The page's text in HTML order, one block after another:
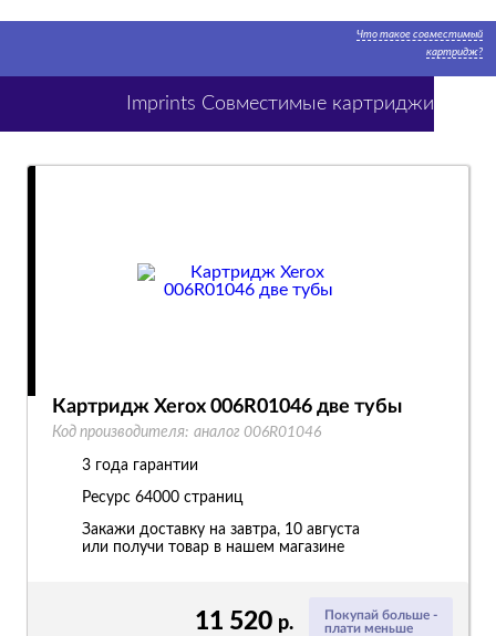
Что такое совместимый
картридж?
Imprints Совместимые картриджи
Покупай больше -
плати меньше
11 520 р.
Картридж Xerox 006R01046 две тубы
Код производителя: аналог 006R01046
3 года гарантии
Ресурс 64000 страниц
Закажи доставку на завтра, 10 августа
или получи товар в нашем магазине